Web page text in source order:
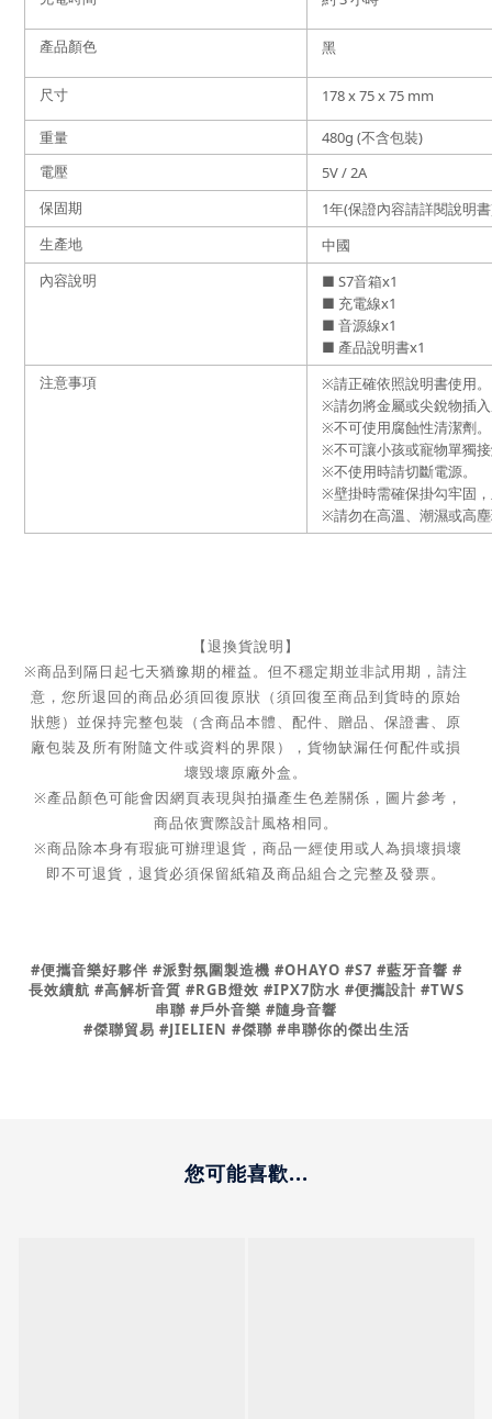
產品顏色 黑
尺寸 178 x 75 x 75 mm
重量
480g (不含包裝)
電壓
5V / 2A
保固期
1年(保證內容請詳閱說明
生產地
中國
內容說明
■ S7音箱x1
■ 充電線x1
■ 音源線x1
■ 產品說明書x1
注意事項
※請正確依照說明書使用。
※請勿將金屬或尖銳物插
※不可使用腐蝕性清潔劑。
※不可讓小孩或寵物單獨
※不使用時請切斷電源。
※壁掛時需確保掛勾牢固
※請勿在高溫、潮濕或高
【退換貨說明】
※商品到隔日起七天猶豫期的權益。但不穩定期並非試用期，請注
意，您所退回的商品必須回復原狀 （須回復至商品到貨時的原始
狀態）並保持完整包裝（含商品本體、配件、贈品、保證書、 原
廠包裝及所有附隨文件或資料的界限），貨物缺漏任何配件或損
壞毀壞原廠外盒。
※產品顏色可能會因網頁表現與拍攝產生色差關係，圖片參考，
商品依實際設計風格相同。
※商品除本身有瑕疵可辦理退貨，商品一經使用或人為損壞損壞
即不可退貨，退貨必須保留紙箱及商品組合之完整及發票。
#便攜音樂好夥伴 #派對氛圍製造機 #OHAYO #S7 #藍牙音響 #
長效續航 #高解析音質 #RGB燈效 #IPX7防水 #便攜設計 #TWS
串聯 #戶外音樂 #隨身音響
#傑聯貿易 #JIELIEN #傑聯 #串聯你的傑出生活
您可能喜歡...